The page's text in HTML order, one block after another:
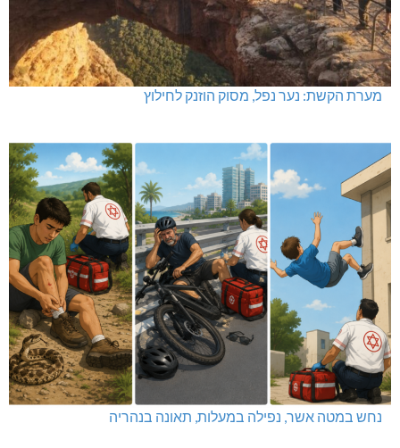
מערת הקשת: נער נפל, מסוק הוזנק לחילוץ
נחש במטה אשר, נפילה במעלות, תאונה בנהריה